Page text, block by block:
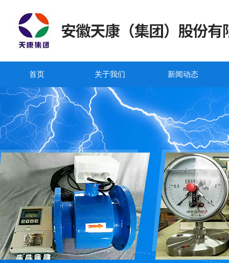
首页 关于我们 新闻动态